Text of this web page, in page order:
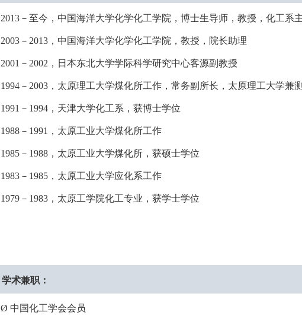
2013－至今，中国海洋大学化学化工学院，博士生导师，教授，化工系
2003－ 2013，中国海洋大学化学化工学院，教授，院长助理
2001 － 2002 ，日本东北大学学际科学研究中心客源副教授
1994－ 2003，太原理工大学煤化所工作，常务副所长，太原理工大学兼
1991 － 1994，天津大学化工系，获博士学位
1988－ 1991 ，太原工业大学煤化所工作
1985－ 1988，太原工业大学煤化所，获硕士学位
1983－ 1985，太原工业大学应化系工作
1979－ 1983，太原工学院化工专业，获学士学位
学术兼职：
Ø 中国化工学会会员